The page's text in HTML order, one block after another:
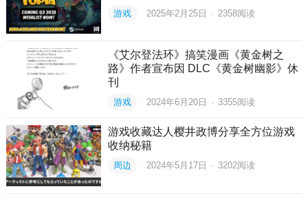
游戏 2025年2月25日 · 2358阅读
《艾尔登法环》搞笑漫画《黄金树之
路》作者宣布因 DLC《黄金树幽影》休
刊
游戏 2024年6月20日 · 3355阅读
游戏收藏达人樱井政博分享全方位游戏
收纳秘籍
周边 2024年5月17日 · 3202阅读